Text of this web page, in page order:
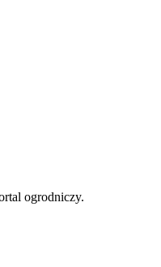
ogrodniczy.